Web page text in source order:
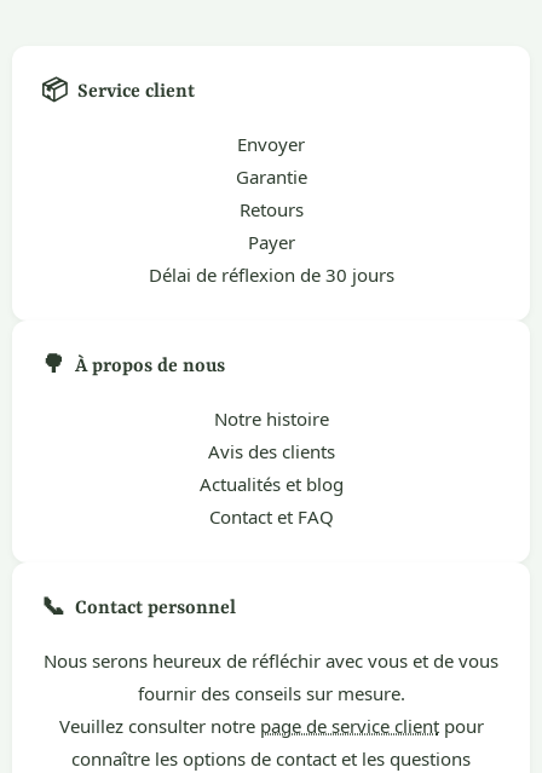
📦 Service client
Envoyer
Garantie
Retours
Payer
Délai de réflexion de 30 jours
🌳 À propos de nous
Notre histoire
Avis des clients
Actualités et blog
Contact et FAQ
📞 Contact personnel
Nous serons heureux de réfléchir avec vous et de vous
fournir des conseils sur mesure.
Veuillez consulter notre page de service clientpour
connaître les options de contact et les questions